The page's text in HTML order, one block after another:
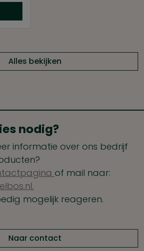
Alles bekijken
nodig?
informatie over ons bedrijf
of mail naar:
mogelijk reageren.
Naar contact